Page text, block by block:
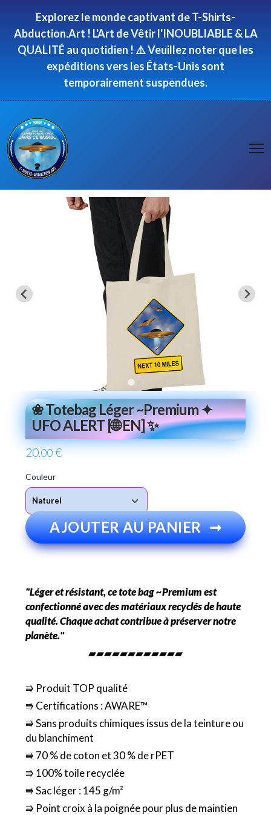
Explorez le monde captivant de T-Shirts-
Abduction.Art ! L'Art de Vêtir l'INOUBLIABLE & LA
QUALITÉ au quotidien ! ⚠️ Veuillez noter que les
expéditions vers les États-Unis sont
temporairement suspendues.
❀ Totebag Léger ~Premium ✦
UFO ALERT [🌐 EN] ✨
20.00 €
Couleur
AJOUTER AU PANIER ➞
"Léger et résistant, ce tote bag ~Premium est
confectionné avec des matériaux recyclés de haute
qualité. Chaque achat contribue à préserver notre
planète."
▰▰▰▰▰▰▰▰▰▰▰▰
⭆ Produit TOP qualité
⭆ Certifications : AWARE™
⭆ Sans produits chimiques issus de la teinture ou
du blanchiment
⭆ 70 % de coton et 30 % de rPET
⭆ 100% toile recyclée
⭆ Sac léger : 145 g/m²
⭆ Point croix à la poignée pour plus de maintien